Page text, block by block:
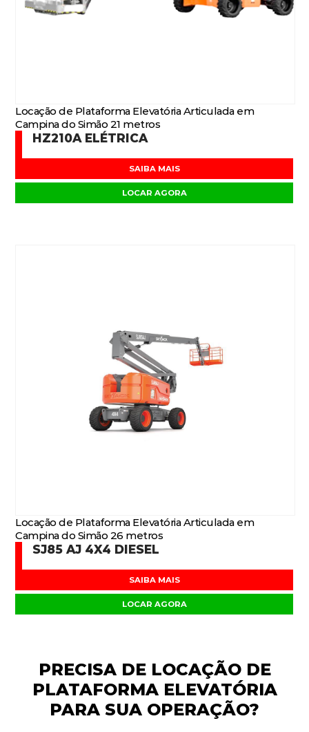
Locação de Plataforma Elevatória Articulada em
Campina do Simão 21 metros
HZ210A ELÉTRICA
SAIBA MAIS
LOCAR AGORA
Locação de Plataforma Elevatória Articulada em
Campina do Simão 26 metros
SJ85 AJ 4X4 DIESEL
SAIBA MAIS
LOCAR AGORA
PRECISA DE LOCAÇÃO DE
PLATAFORMA ELEVATÓRIA
PARA SUA OPERAÇÃO?